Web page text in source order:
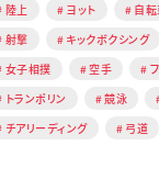
陸上
ヨット 自
射撃
キックボクシング
女子相撲
空手
トランポリン
競泳
チアリーディング
弓道